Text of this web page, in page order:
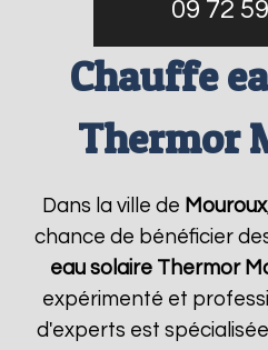
09 72
Chauffe
Thermor
Dans la ville de Mouroux
chance de bénéficier
eau solaire Thermor
expérimenté et
d'experts est